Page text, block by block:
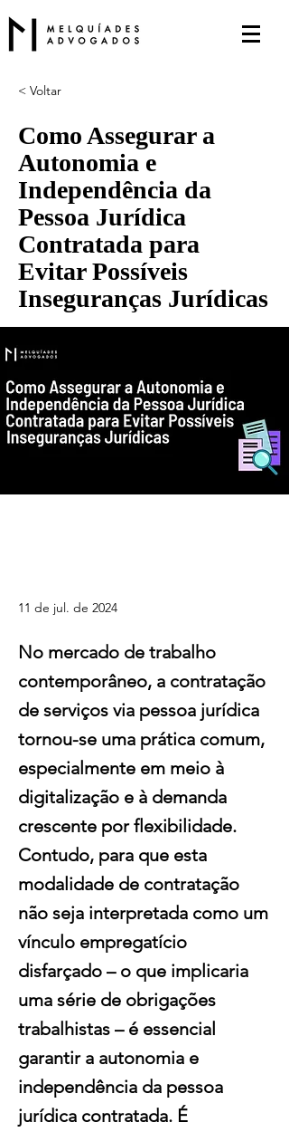
< Voltar
Como Assegurar a
Autonomia e
Independência da
Pessoa Jurídica
Contratada para
Evitar Possíveis
Inseguranças Jurídicas
11 de jul. de 2024
No mercado de trabalho
contemporâneo, a contratação
de serviços via pessoa jurídica
tornou-se uma prática comum,
especialmente em meio à
digitalização e à demanda
crescente por flexibilidade.
Contudo, para que esta
modalidade de contratação
não seja interpretada como um
vínculo empregatício
disfarçado – o que implicaria
uma série de obrigações
trabalhistas – é essencial
garantir a autonomia e
independência da pessoa
jurídica contratada. É